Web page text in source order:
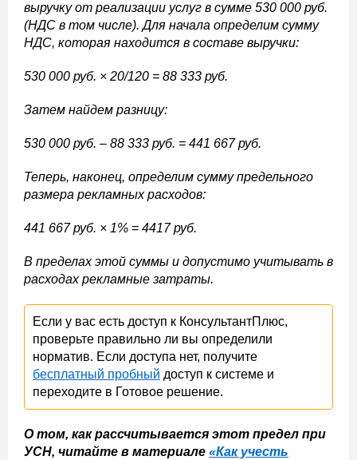
выручку от реализации услуг в сумме 530 000 руб.
(НДС в том числе). Для начала определим сумму
НДС, которая находится в составе выручки:
530 000 руб. × 20/120 = 88 333 руб.
Затем найдем разницу:
530 000 руб. – 88 333 руб. = 441 667 руб.
Теперь, наконец, определим сумму предельного
размера рекламных расходов:
441 667 руб. × 1% = 4417 руб.
В пределах этой суммы и допустимо учитывать в
расходах рекламные затраты.
Если у вас есть доступ к КонсультантПлюс,
проверьте правильно ли вы определили
норматив. Если доступа нет, получите
бесплатный пробный доступ к системе и
переходите в Готовое решение.
О том, как рассчитывается этот предел при
УСН, читайте в материале «Как учесть